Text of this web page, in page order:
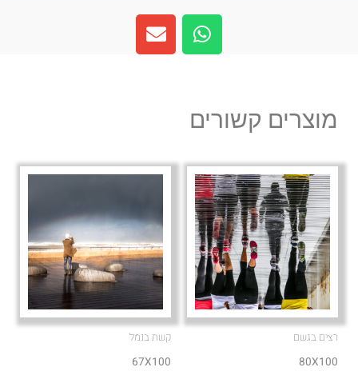
W
h
a
a
p
E
n
v
e
מוצרים קשורים
רצים בגשם
80X100
קשת בנמל
67X100